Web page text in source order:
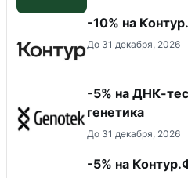
-10% на
До 31 декабря, 2026
-5% на ДНК-
генетика
До 31 декабря, 2026
-5% на